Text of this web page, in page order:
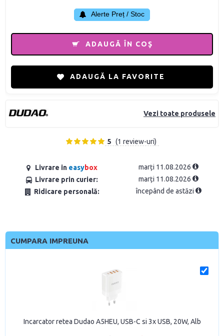
Vezi toate produsele
5 (1 review-uri)
Livrare in easybox
marți 11.08.2026
Livrare prin curier:
marți 11.08.2026
Ridicare personală:
începând de astăzi
Alerte Preț / Stoc
ADAUGĂ ÎN COŞ
ADAUGĂ LA FAVORITE
CUMPARA IMPREUNA
Incarcator retea Dudao A5HEU, USB-C si 3x USB, 20W, Alb